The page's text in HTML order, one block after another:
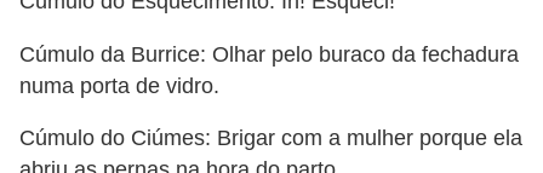
Cúmulo da Burrice: Olhar pelo buraco da fechadura
numa porta de vidro.
Cúmulo do Ciúmes: Brigar com a mulher porque ela